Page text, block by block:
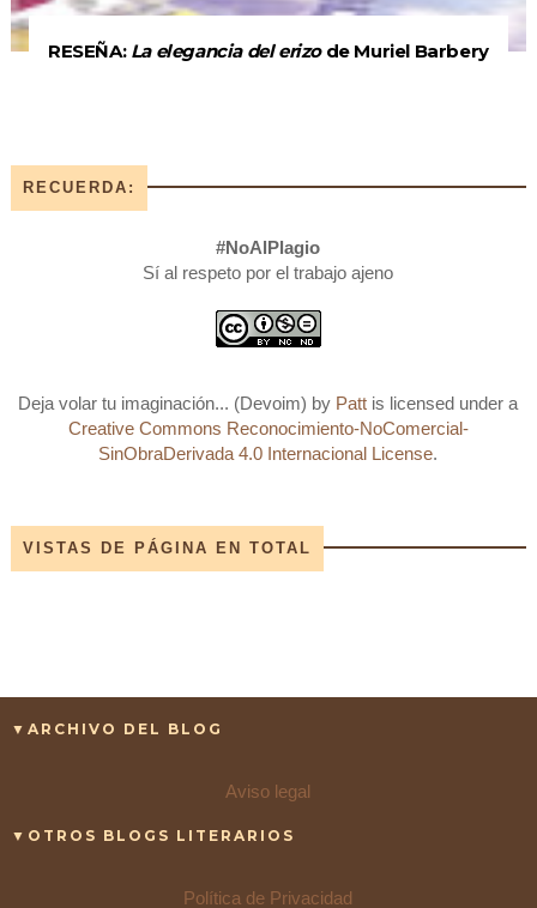
RESEÑA: La elegancia del erizode Muriel Barbery
RECUERDA:
#NoAlPlagio
Sí al respeto por el trabajo ajeno
Deja volar tu imaginación... (Devoim) by Patt is licensed under a
Creative Commons Reconocimiento-NoComercial-
SinObraDerivada 4.0 Internacional License.
VISTAS DE PÁGINA EN TOTAL
▼ARCHIVO DEL BLOG
Aviso legal
▼OTROS BLOGS LITERARIOS
Política de Privacidad